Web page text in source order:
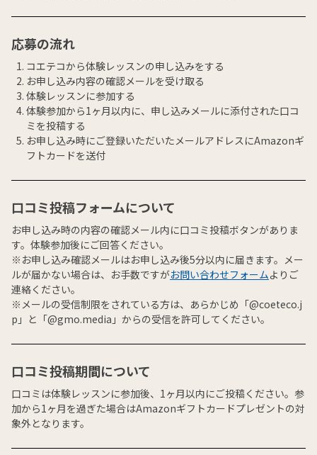
応募の流れ
コエテコから体験レッスンの申し込みをする
お申し込み内容の確認メールを受け取る
体験レッスンに参加する
体験参加から1ヶ月以内に、申し込みメールに添付された口コ
ミを投稿する
お申し込み時にご登録いただいたメールアドレスにAmazonギ
フトカードを送付
口コミ投稿フォームについて
お申し込み時の内容の確認メール内に口コミ投稿ボタンがありま
す。体験参加後にご回答ください。
※お申し込み確認メールはお申し込み後5分以内に届きます。メー
ルが届かない場合は、お手数ですがお問い合わせフォームよりご
連絡ください。
※メールの受信制限をされている方は、あらかじめ「@coeteco.j
p」と「@gmo.media」からの受信を許可してください。
口コミ投稿期間について
口コミは体験レッスンに参加後、1ヶ月以内にご投稿ください。参
加から1ヶ月を過ぎた場合はAmazonギフトカードプレゼントの対
象外となります。